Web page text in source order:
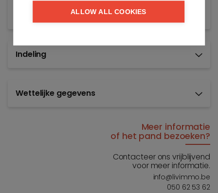
Referentie:
Indeling
Wettelijke gegevens
Meer informatie
of het pand bezoeken?
Contacteer ons vrijblijvend
voor meer informatie.
info@livimmo.be
050 62 53 62
ALLOW ALL COOKIES